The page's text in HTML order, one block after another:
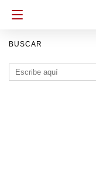
BUSCAR
Buscar: